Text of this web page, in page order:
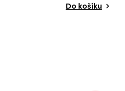
Do košíku